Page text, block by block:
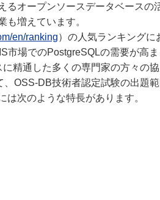
オープンソースデータベースの
増えています。
en/ranking）の人気ランキング
場でのPostgreSQLの需要が高ま
精通した多くの専門家の方々の
OSS-DB技術者認定試験の出題
は次のような特長があります。